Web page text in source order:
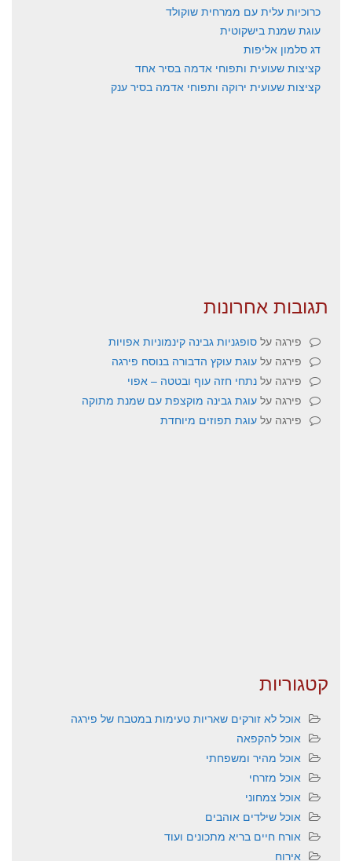
כרוכיות עלית עם ממרחית שוקולד
עוגת שמנת בישקוטית
דג סלמון אליפות
קציצות שעועית ותפוחי אדמה בסיר אחד
קציצות שעועית ירוקה ותפוחי אדמה בסיר ענק
תגובות אחרונות
פירגה על סופגניות גבינה קינמוניות אפויות
פירגה על עוגת עוקץ הדבורה בנוסח פירגה
פירגה על נתחי חזה עוף ובטטה – אפוי
פירגה על עוגת גבינה מוקצפת עם שמנת מתוקה
פירגה על עוגת תפוזים מיוחדת
קטגוריות
אוכל לא זורקים שאריות טעימות במטבח של פירגה
אוכל להקפאה
אוכל מהיר ומשפחתי
אוכל מזרחי
אוכל צמחוני
אוכל שילדים אוהבים
אורח חיים בריא מתכונים ועוד
אירוח